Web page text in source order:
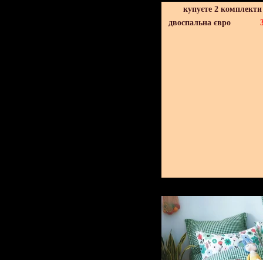
купуєте 2
двоспальна євро